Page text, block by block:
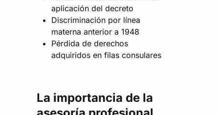
aplicación del decreto
Discriminación por línea
materna anterior a 1948
Pérdida de derechos
adquiridos en filas consulares
La importancia de la